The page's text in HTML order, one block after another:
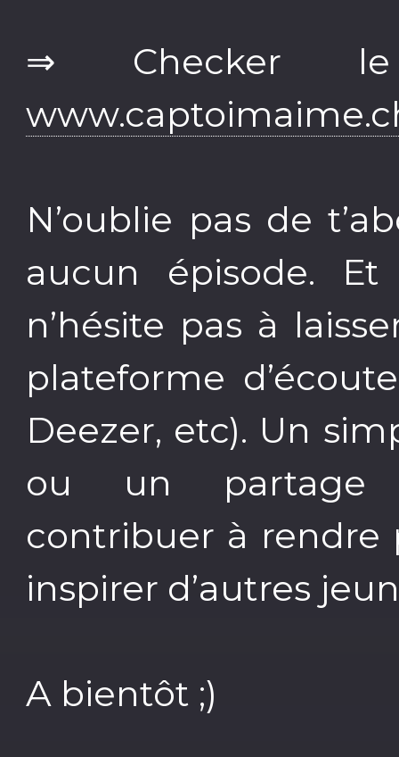
⇒ Checker
N’oublie pas de
aucun épisode.
n’hésite pas à
plateforme
Deezer, etc). Un
ou un partage
contribuer à rendre
inspirer d’autres
A bientôt ;)